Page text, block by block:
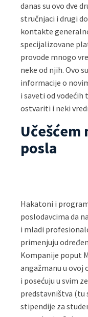
danas su ovo dve
stručnjaci i drugi
kontakte
specijalizovane
provode mnogo
neke od njih. Ovo
informacije o
i saveti od
ostvariti i neki
Učešćem
posla
Hakatoni i
poslodavcima da
i mladi
primenjuju
Kompanije poput
angažmanu u ovoj
i posećuju u svim
predstavništva (tu
stipendije za